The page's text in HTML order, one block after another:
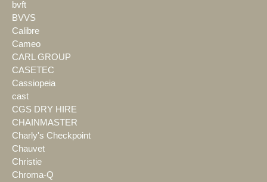
bvft
BVVS
Calibre
Cameo
CARL GROUP
CASETEC
Cassiopeia
cast
CGS DRY HIRE
CHAINMASTER
Charly's Checkpoint
Chauvet
Christie
Chroma-Q